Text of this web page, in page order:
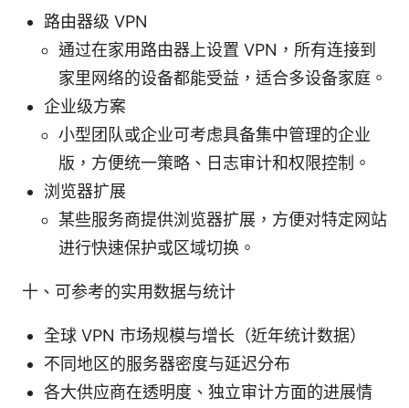
路由器级 VPN
通过在家用路由器上设置 VPN，所有连接到
家里网络的设备都能受益，适合多设备家庭。
企业级方案
小型团队或企业可考虑具备集中管理的企业
版，方便统一策略、日志审计和权限控制。
浏览器扩展
某些服务商提供浏览器扩展，方便对特定网站
进行快速保护或区域切换。
十、可参考的实用数据与统计
全球 VPN 市场规模与增长（近年统计数据）
不同地区的服务器密度与延迟分布
各大供应商在透明度、独立审计方面的进展情